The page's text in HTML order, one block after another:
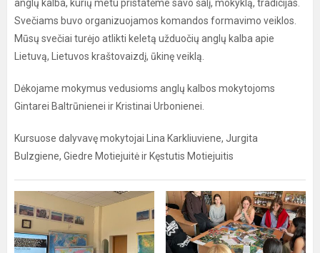
anglų kalba, kurių metu pristatėme savo šalį, mokyklą, tradicijas.
Svečiams buvo organizuojamos komandos formavimo veiklos.
Mūsų svečiai turėjo atlikti keletą užduočių anglų kalba apie
Lietuvą, Lietuvos kraštovaizdį, ūkinę veiklą.
Dėkojame mokymus vedusioms anglų kalbos mokytojoms
Gintarei Baltrūnienei ir Kristinai Urbonienei.
Kursuose dalyvavę mokytojai Lina Karkliuviene, Jurgita
Bulzgiene, Giedre Motiejuitė ir Kęstutis Motiejuitis